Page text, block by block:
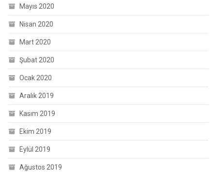
Mayıs 2020
Nisan 2020
Mart 2020
Şubat 2020
Ocak 2020
Aralık 2019
Kasım 2019
Ekim 2019
Eylül 2019
Ağustos 2019